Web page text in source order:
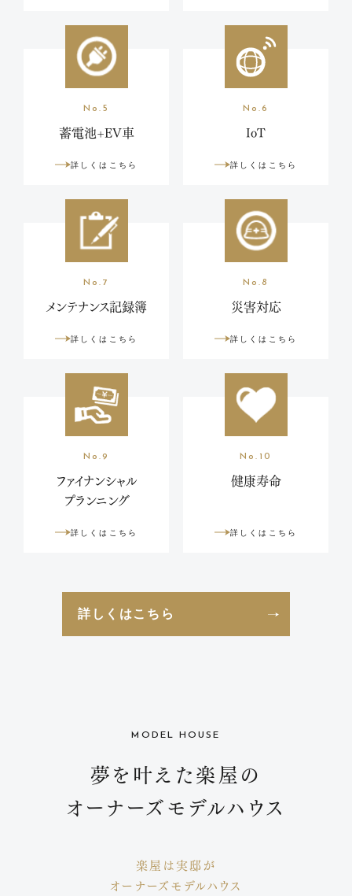
No.5
蓄電池+EV車
詳しくはこちら
No.6
IoT
詳しくはこちら
No.7
メンテナンス記録簿
詳しくはこちら
No.8
災害対応
詳しくはこちら
No.9
ファイナンシャル
プランニング
詳しくはこちら
No.10
健康寿命
詳しくはこちら
詳しくはこちら
MODEL HOUSE
夢を叶えた楽屋の
オーナーズモデルハウス
楽屋は実邸が
オーナーズモデルハウス